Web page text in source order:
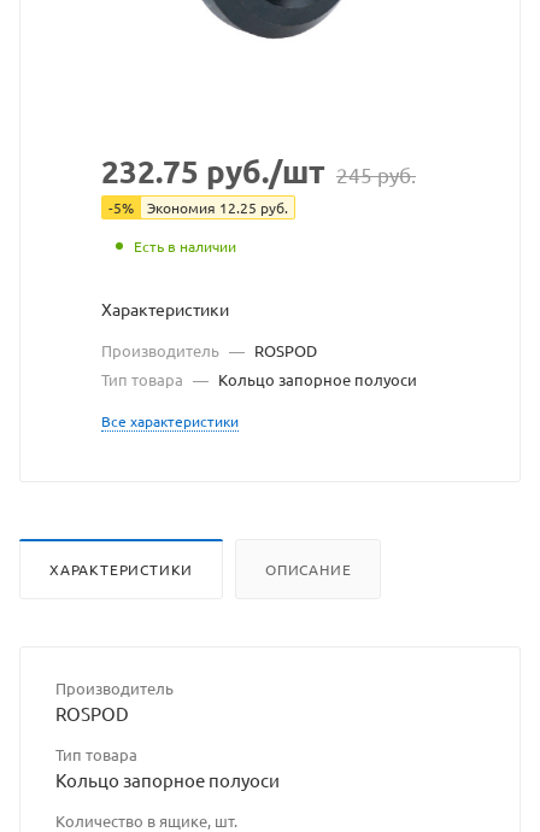
ссылке
232.75 руб./шт 245руб.
-5% Экономия 12.25 руб.
Есть в наличии
Характеристики
Производитель — ROSPOD
Тип товара — Кольцо запорное полуоси
Все характеристики
ХАРАКТЕРИСТИКИ ОПИСАНИЕ
Производитель
ROSPOD
Тип товара
Кольцо запорное полуоси
Количество в ящике, шт.